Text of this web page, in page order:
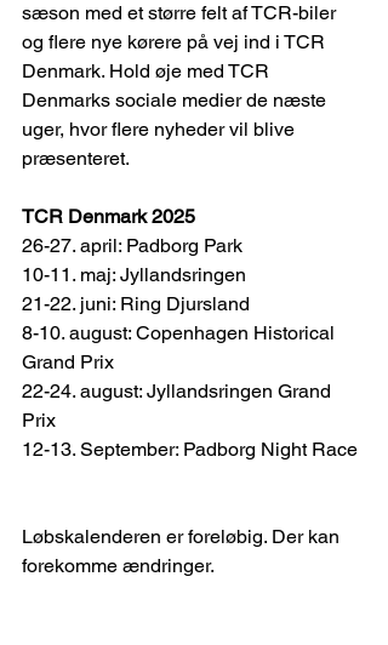
sæson med et større felt af TCR-biler
og flere nye kørere på vej ind i TCR
Denmark. Hold øje med TCR
Denmarks sociale medier de næste
uger, hvor flere nyheder vil blive
præsenteret.
TCR Denmark 2025
26-27. april: Padborg Park
10-11. maj: Jyllandsringen
21-22. juni: Ring Djursland
8-10. august: Copenhagen Historical
Grand Prix
22-24. august: Jyllandsringen Grand
Prix
12-13. September: Padborg Night Race
Løbskalenderen er foreløbig. Der kan
forekomme ændringer.